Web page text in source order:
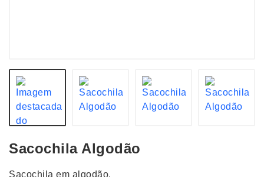
Sacochila Algodão
Sacochila em algodão.